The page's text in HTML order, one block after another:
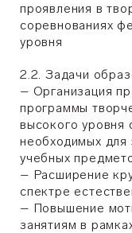
проявления в
соревнованиях
уровня
2.2. Задачи
– Организация
программы
высокого уровня
необходимых для
учебных
– Расширение
спектре
– Повышение
занятиям в